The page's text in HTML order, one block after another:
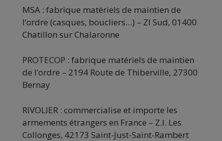
MSA : fabrique matériels de maintien de
l’ordre (casques, boucliers…) – ZI Sud, 01400
Chatillon sur Chalaronne
PROTECOP : fabrique matériels de maintien
de l’ordre – 2194 Route de Thiberville, 27300
Bernay
RIVOLIER : commercialise et importe les
armements étrangers en France – Z.I. Les
Collonges, 42173 Saint-Just-Saint-Rambert